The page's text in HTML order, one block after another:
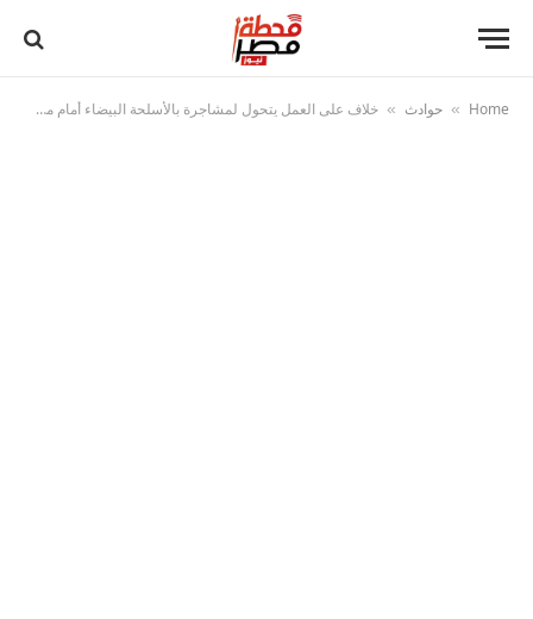
Home
» حوادث » خلاف على العمل يتحول لمشاجرة بالأسلحة البيضاء أمام مستشفى في الجيزة